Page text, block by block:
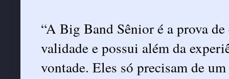
“A Big Band Sênior é a prova
validade e possui além da
vontade. Eles só precisam de